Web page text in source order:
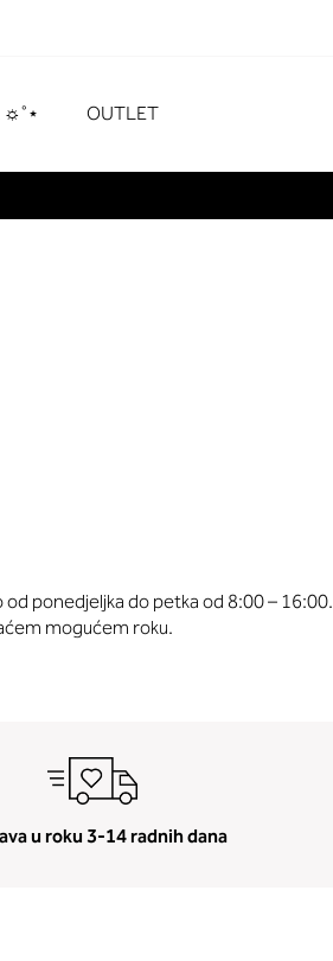
☼˚⋆ OUTLET
ponedjeljka do petka od 8:00 – 16:00.
mogućem roku.
u roku 3-14 radnih dana